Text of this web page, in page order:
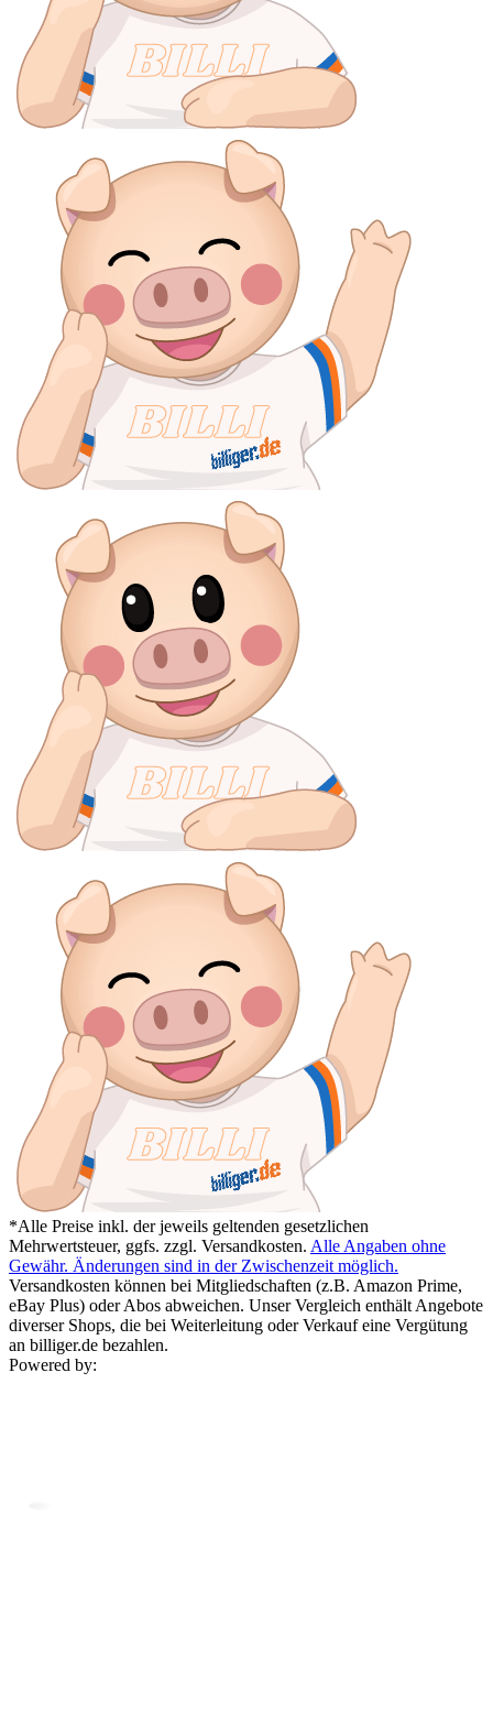
*Alle Preise inkl. der jeweils geltenden gesetzlichen
Mehrwertsteuer, ggfs. zzgl. Versandkosten. Alle Angaben ohne
Gewähr. Änderungen sind in der Zwischenzeit möglich.
Versandkosten können bei Mitgliedschaften (z.B. Amazon Prime,
eBay Plus) oder Abos abweichen. Unser Vergleich enthält Angebote
diverser Shops, die bei Weiterleitung oder Verkauf eine Vergütung
an billiger.de bezahlen.
Powered by: